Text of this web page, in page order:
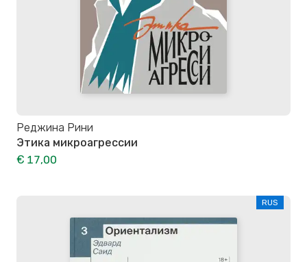
Реджина Рини
Этика микроагрессии
€ 17,00
RUS